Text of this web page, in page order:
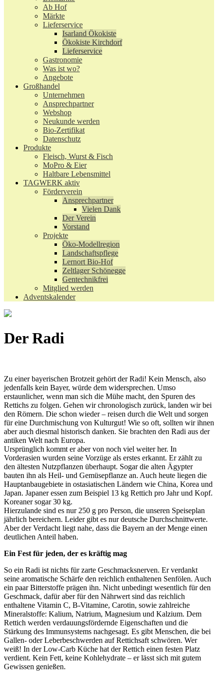
Ab Hof
Märkte
Lieferservice
Isarland Ökokiste
Ökokiste Kirchdorf
Lieferservice
Gastronomie
Was ist wo?
Angebote
Großhandel
Unternehmen
Ansprechpartner
Webshop
Neukunde werden
Bio-Zertifikat
Datenschutz
Produkte
Fleisch, Wurst & Fisch
MoPro & Eier
Haltbare Lebensmittel
TAGWERK aktiv
Förderverein
Ansprechpartner
Vielen Dank
Der Verein
Vorstand
Projekte
Öko-Modellregion
Landschaftspflege
Lernort Bio-Hof
Zeltlager Schönegge
Gentechnikfrei
Mitglied werden
Adventskalender
Der Radi
Zu einer bayerischen Brotzeit gehört der Radi! Kein Mensch, also
jedenfalls kein Bayer, würde dem widersprechen. Umso
erstaunlicher, wenn man sich die Mühe macht, den Spuren des
Rettichs zu folgen. Gehen wir chronologisch zurück, landen wir bei
den Römern. Die schon wieder – reisen durch die Welt und sorgen
für eine Durchmischung von Kulturgut! Wie so oft, sollten wir ihnen
aber auch diesmal historisch danken. Sie brachten den Radi aus der
antiken Welt nach Europa.
Ursprünglich kommt er aber von noch viel weiter her. In
Vorderasien wurden seine Vorzüge als erstes erkannt. Er zählt zu
den ältesten Nutzpflanzen überhaupt. Sogar die alten Ägypter
bauten ihn als Heil- und Gemüsepflanze an. Auch heute liegen die
Hauptanbaugebiete in ostasiatischen Ländern wie China, Korea und
Japan. Japaner essen zum Beispiel 13 kg Rettich pro Jahr und Kopf.
Koreaner sogar 30 kg.
Hierzulande sind es nur 250 g pro Person, die unseren Speiseplan
jährlich bereichern. Leider gibt es nur deutsche Durchschnittwerte.
Aber der Verdacht liegt nahe, dass die Bayern an der Menge einen
deutlichen Anteil haben.
Ein Fest für jeden, der es kräftig mag
So ein Radi ist nichts für zarte Geschmacksnerven. Er verdankt
seine aromatische Schärfe den reichlich enthaltenen Senfölen. Auch
ein paar Bitterstoffe prägen ihn. Nicht unbedingt wesentlich für den
Geschmack, dafür aber für den Nährwert sind das reichlich
enthaltene Vitamin C, B-Vitamine, Carotin, sowie zahlreiche
Mineralstoffe: Kalium, Natrium, Magnesium und Kalzium. Dem
Rettich werden verdauungsfördernde Eigenschaften und die
Stärkung des Immunsystems nachgesagt. Es gibt Menschen, die bei
Gallen- oder Leberbeschwerden auf Rettichsaft schwören. Wer
weiß! In der Low-Carb Küche hat der Rettich einen festen Platz
verdient. Kein Fett, keine Kohlehydrate – er lässt sich mit gutem
Gewissen genießen.